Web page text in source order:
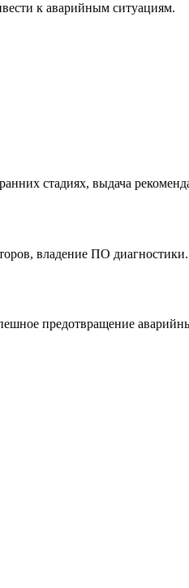
к аварийным ситуациям.
стадиях, выдача
владение ПО диагностики.
предотвращение